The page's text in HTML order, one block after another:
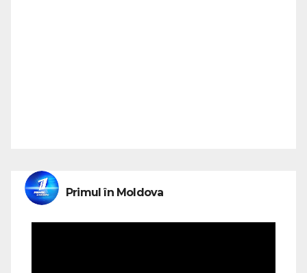
Primul în Moldova